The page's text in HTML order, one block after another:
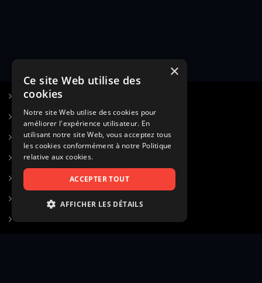
S’inscrire à Figurants.com
Questions fréquentes
Poster une annonce
Actualités
Voir le hall of fame
×
Ce site Web utilise des
cookies
Notre site Web utilise des cookies pour
améliorer l'expérience utilisateur. En
utilisant notre site Web, vous acceptez tous
les cookies conformément à notre Politique
relative aux cookies.
ACCEPTER TOUT
AFFICHER LES DÉTAILS